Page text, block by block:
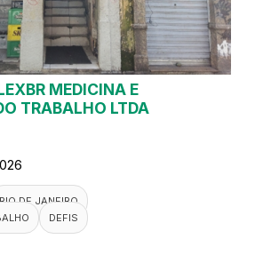
MEDICINA E
TRABALHO LTDA
RIO DE JANEIRO
DEFIS